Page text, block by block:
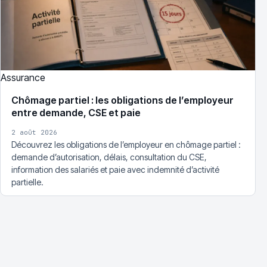
Assurance
Chômage partiel : les obligations de l’employeur
entre demande, CSE et paie
2 août 2026
Découvrez les obligations de l’employeur en chômage partiel :
demande d’autorisation, délais, consultation du CSE,
information des salariés et paie avec indemnité d’activité
partielle.